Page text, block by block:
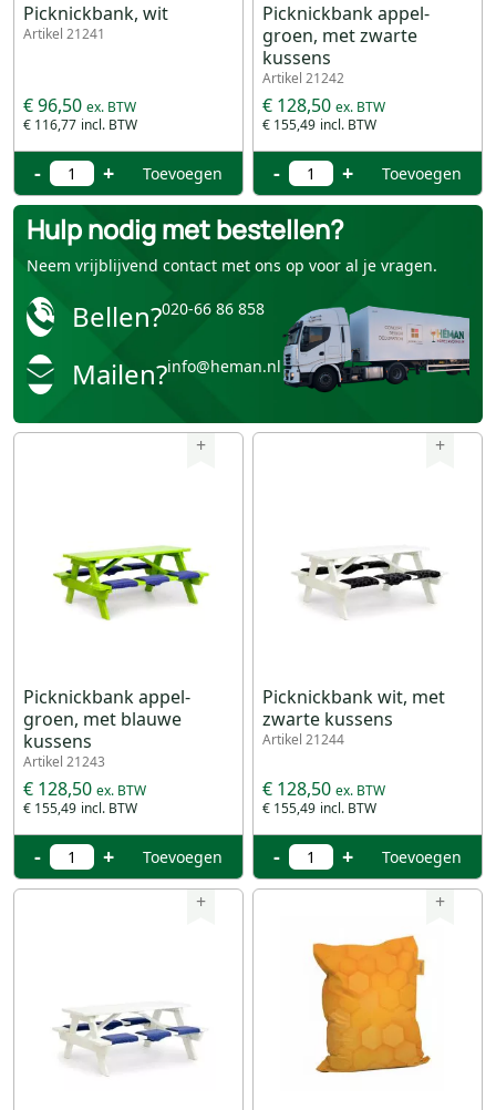
Picknickbank, wit
Artikel 21241
€ 116,77
€ 96,50
- + Toevoegen
Picknickbank appel-
groen, met zwarte
kussens
Artikel 21242
€ 155,49
€ 128,50
- + Toevoegen
Hulp nodig met bestellen?
Neem vrijblijvend contact met ons op voor al je vragen.
Bellen?020-66 86 858
Mailen?info@heman.nl
+
Picknickbank appel-
groen, met blauwe
kussens
Artikel 21243
€ 155,49
€ 128,50
- + Toevoegen
+
Picknickbank wit, met
zwarte kussens
Artikel 21244
€ 155,49
€ 128,50
- + Toevoegen
+ +